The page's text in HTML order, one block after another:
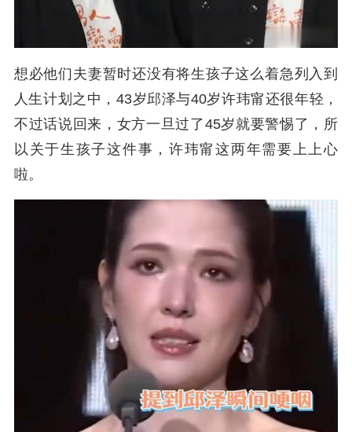
想必他们夫妻暂时还没有将生孩子这么着急列入到
人生计划之中， 43岁邱泽与40岁许玮甯还很年轻，
不过话说回来，女方一旦过了45岁就要警惕了，所
以关于生孩子这件事，许玮甯这两年需要上上心
啦。